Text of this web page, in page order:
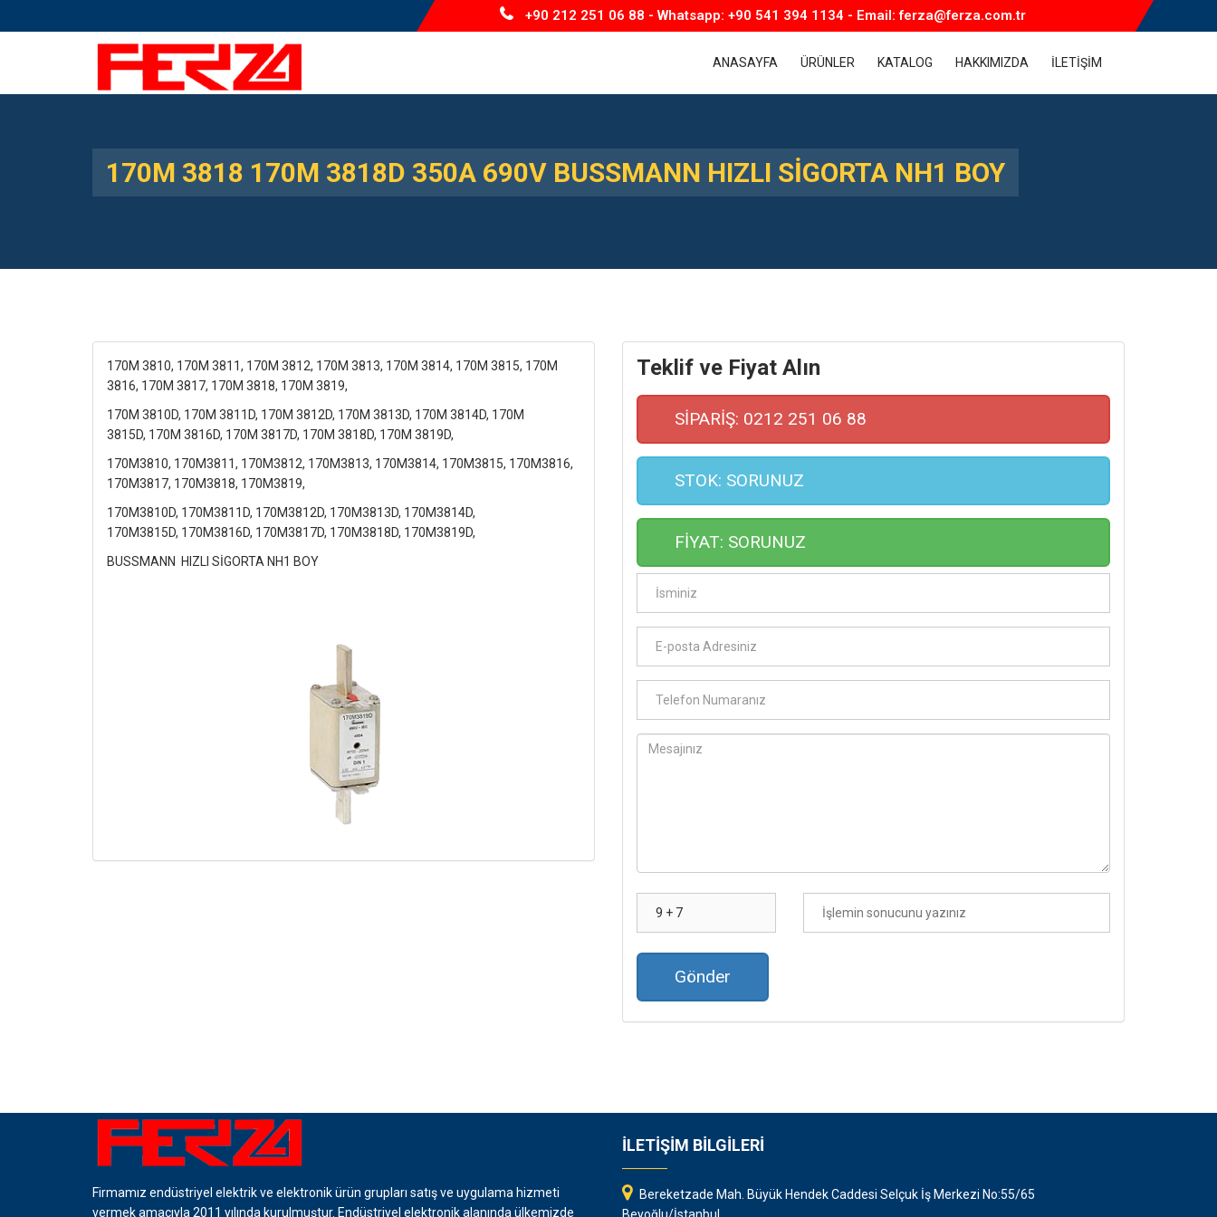
+90 212 251 06 88 - Whatsapp: +90 541 394 1134 - Email: ferza@ferza.com.tr
ANASAYFA ÜRÜNLER KATALOG HAKKIMIZDA İLETİŞİM
170M 3818 170M 3818D 350A 690V BUSSMANN HIZLI SİGORTA NH1 BOY
170M 3810, 170M 3811, 170M 3812, 170M 3813, 170M 3814, 170M 3815, 170M
3816, 170M 3817, 170M 3818, 170M 3819,
170M 3810D, 170M 3811D, 170M 3812D, 170M 3813D, 170M 3814D, 170M
3815D, 170M 3816D, 170M 3817D, 170M 3818D, 170M 3819D,
170M3810, 170M3811, 170M3812, 170M3813, 170M3814, 170M3815, 170M3816,
170M3817, 170M3818, 170M3819,
170M3810D, 170M3811D, 170M3812D, 170M3813D, 170M3814D,
170M3815D, 170M3816D, 170M3817D, 170M3818D, 170M3819D,
BUSSMANN HIZLI SİGORTA NH1 BOY
Teklif ve Fiyat Alın
SİPARİŞ: 0212 251 06 88
STOK: SORUNUZ
FİYAT: SORUNUZ
Gönder
Firmamız endüstriyel elektrik ve elektronik ürün grupları satış ve uygulama hizmeti
vermek amacıyla 2011 yılında kurulmuştur. Endüstriyel elektronik alanında ülkemizde
İLETİŞİM BİLGİLERİ
Bereketzade Mah. Büyük Hendek Caddesi Selçuk İş Merkezi No:55/65